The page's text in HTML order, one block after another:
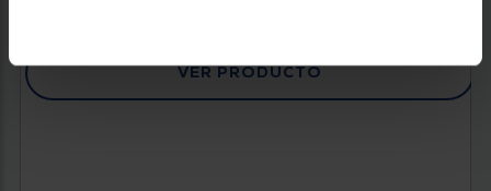
VER PRODUCTO